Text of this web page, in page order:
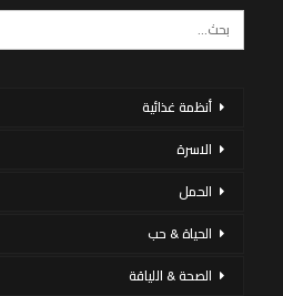
أنظمة غذائية
الاسرة
الحمل
الحياة & حب
الصحة & اللياقة